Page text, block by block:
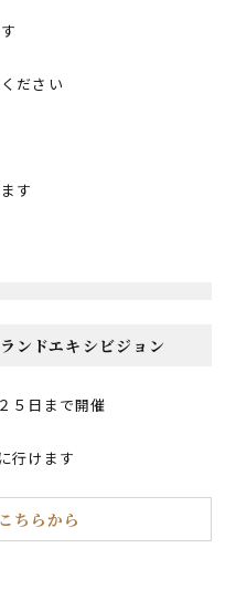
ださい
す
ンドエキシビジョン
５日まで開催
行けます
ちらから